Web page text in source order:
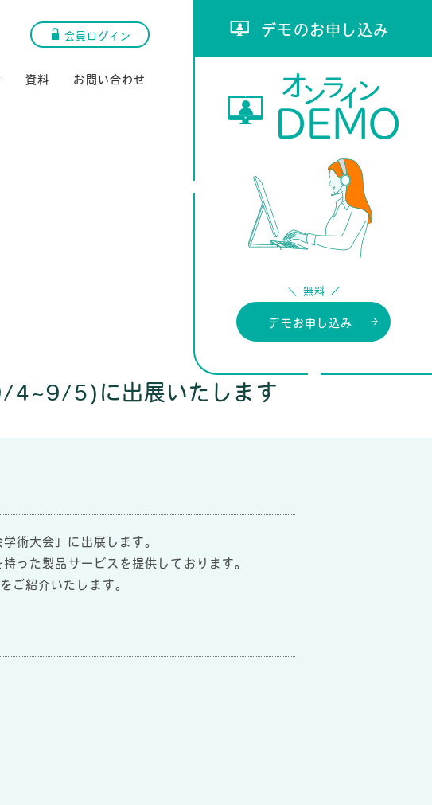
会員ログイン
資料 お問い合わせ
デモのお申し込み
デモお申し込み
4~9/5)に出展いたします
術大会」に出展します。
った製品サービスを提供しております。
ご紹介いたします。